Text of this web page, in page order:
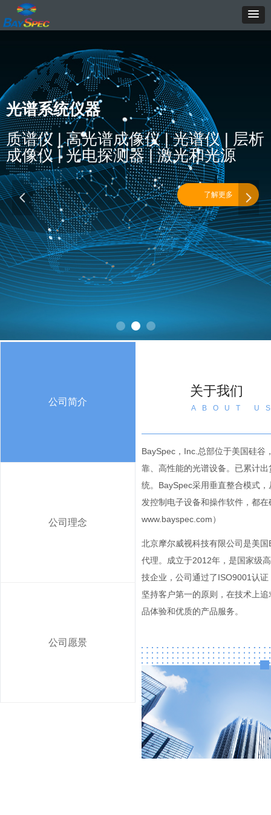
光谱系统仪器
质谱仪 | 高光谱成像仪 | 光谱仪 | 层析
成像仪 | 光电探测器 | 激光和光源
了解更多
넳 넲
公司简介
公司理念
公司愿景
关于我们
BaySpec，Inc.总部位于美国硅谷
靠、高性能的光谱设备。已累计
统。BaySpec采用垂直整合模式
发控制电子设备和操作软件，都
www.bayspec.com）
北京摩尔威视科技有限公司是美
代理。成立于2012年，是国家级
技企业，公司通过了ISO9001认
坚持客户第一的原则，在技术上
品体验和优质的产品服务。
ABOUT